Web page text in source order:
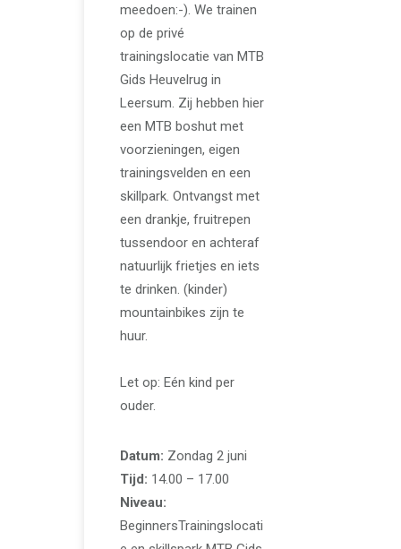
meedoen:-). We trainen
op de privé
trainingslocatie van MTB
Gids Heuvelrug in
Leersum. Zij hebben hier
een MTB boshut met
voorzieningen, eigen
trainingsvelden en een
skillpark. Ontvangst met
een drankje, fruitrepen
tussendoor en achteraf
natuurlijk frietjes en iets
te drinken. (kinder)
mountainbikes zijn te
huur.
Let op: Eén kind per
ouder.
Datum: Zondag 2 juni
Tijd: 14.00 – 17.00
Niveau:
BeginnersTrainingslocati